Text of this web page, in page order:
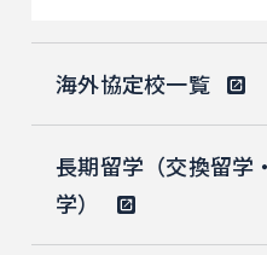
海外協定校一覧
長期留学（交換留学
学）